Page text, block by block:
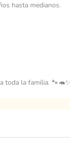
hasta medianos.
toda la familia.